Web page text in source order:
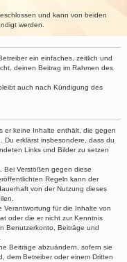
und kann von beiden
werden.
ein einfaches, zeitlich und
deinen Beitrag im Rahmen des
auch nach Kündigung des
er keine Inhalte enthält, die gegen
erklärst insbesondere, dass du
Links und Bilder zu setzen
Bei Verstößen gegen diese
Regeln kann der
von der Nutzung dieses
Verantwortung für die Inhalte von
oder die er nicht zur Kenntnis
Benutzerkonto, Beiträge und
Beiträge abzuändern, sofern sie
dem Betreiber oder einem Dritten